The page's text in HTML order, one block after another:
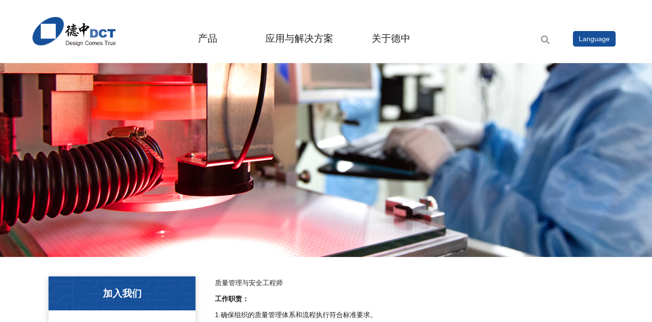
产品
激光精密加工设备
> DirectLaser P系列 直接激光电路结构成型设备
> DirectLaser S系列 激光精密切割设备
> DirectLaser M系列 陶瓷及精密金属激光加工设备
> DirectLaser U系列 激光多功能微加工设备
> DirectLaser D系列 激光精密钻孔设备
> StencilMat系列 激光精密模板加工设备
> InfoLaser系列 精密激光打标设备
> StencilCheck系列 钢网检测设备
> DirectLaser FP系列 激光精密修复PCB设备
> DirectLaser CO2激光陶瓷精密切割划线设备
> DirectLaser W 水导激光精密加工设备
电路板制作成套设备
> 电路板实验室打样设备
德中技术FreeDo F5s 科研用紫外激光微纳加工神器
HybriDo R1实验室激光机械微加工系统
HybriDo U2 全自动立式激光机械一体微加工系统
RapiDo系列 直接激光电路板打样设备
EasyDo系列 直接机械电路板打样设备
> 电路板轻量化制作系统
CS系列 超声波/兆声波清洗系统
MP系列 多层板压合机
LA系列 贴膜机
TP系列 孔金属化设备
EX系列 曝光机
DES系列 显影/蚀刻/去膜设备
WT系列 实验室清洗水处理设备
工业软件
> 数据处理软件 CircuitCAM 8
> 设备驱动软件 DreamCreaTor 3
> 电子设计及仿真EDA软件
应用与解决方案
应用与解决方案
> 聚合物
环氧树脂类材料
PTFE
LCP
> 无机非金属材料
陶瓷
LTCC/HTCC
透明脆性材料
磁性材料
半导体材料
碳素材料
超硬材料
> 金属材料
不锈钢
高温难熔金属
铜合金及铝合金
可伐合金
支持与服务
> 资料下载
> 产品视频
> 专业知识
关于德中
关于德中
> 德中概述
> 公司历程
> 德中理念
> 联系方式
核心竞争力
> 应用
> 核心控制
> 模块化
> 自动化
> 光学技术
> 团队
> 软件
> 文化及追求
> 招聘信息
投资者关系
> 公告信息
> 投资者关系
新闻
> 公司新闻
Language
加入我们
质量管理与安全工程师
工作职责：
1.确保组织的质量管理体系和流程执行符合标准要求。